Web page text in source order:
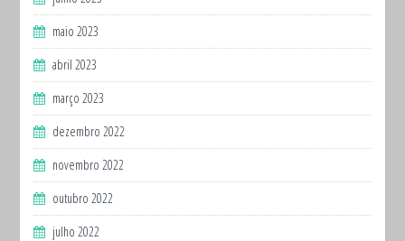
maio 2023
abril 2023
março 2023
dezembro 2022
novembro 2022
outubro 2022
julho 2022